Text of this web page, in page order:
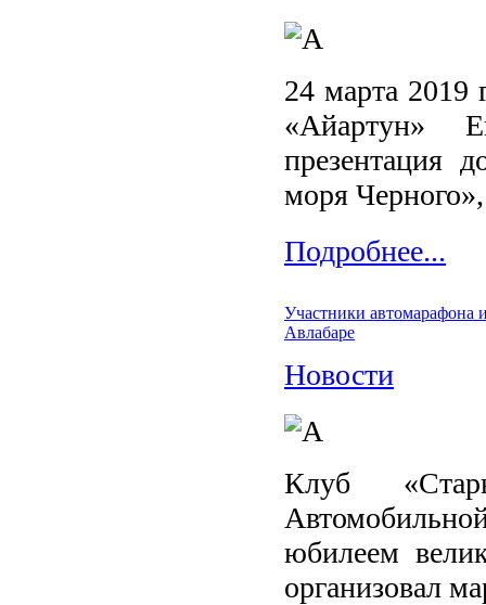
24 марта 2019
«Айартун»
презентация
моря
Подробнее...
Участники автомарафона
Авлабаре
Новости
Клуб
юбилеем
организовал